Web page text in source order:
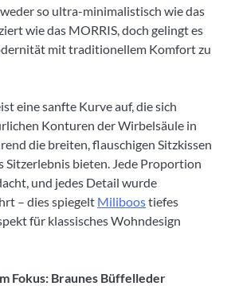
so ultra-minimalistisch wie das
wie das MORRIS, doch gelingt es
mit traditionellem Komfort zu
eine sanfte Kurve auf, die sich
Konturen der Wirbelsäule in
die breiten, flauschigen Sitzkissen
Sitzerlebnis bieten. Jede Proportion
und jedes Detail wurde
– dies spiegelt Miliboostiefes
für klassisches Wohndesign
Fokus: Braunes Büffelleder